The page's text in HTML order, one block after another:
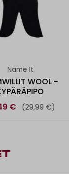
Name It
WOOL -
€
(29,99 €)